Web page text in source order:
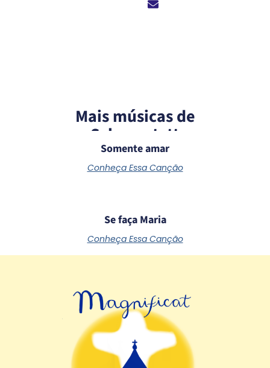
Mais músicas de
Schoenstatt
Somente amar
Conheça Essa Canção
Se faça Maria
Conheça Essa Canção